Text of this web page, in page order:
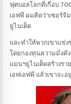
ฟุตบอลโลกที่เกือบ
เอฟพี ผมคิดว่าเซอร์จิ
ยูไนเต็ด
และทําให้พวกเขาแข่
โดยกองทุนความมั่งคั่
แมนฯยูไนเต็ดสร้างร
เอฟเอฟพี แล้วเขาจะ